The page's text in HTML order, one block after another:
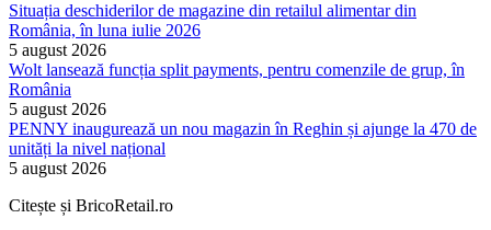
Situația deschiderilor de magazine din retailul alimentar din
România, în luna iulie 2026
5 august 2026
Wolt lansează funcția split payments, pentru comenzile de grup, în
România
5 august 2026
PENNY inaugurează un nou magazin în Reghin și ajunge la 470 de
unități la nivel național
5 august 2026
Citește și BricoRetail.ro